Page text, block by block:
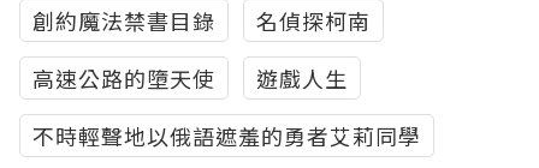
創約魔法禁書目錄
名偵探柯南
高速公路的墮天使
遊戲人生
不時輕聲地以俄語遮羞的勇者艾莉同學